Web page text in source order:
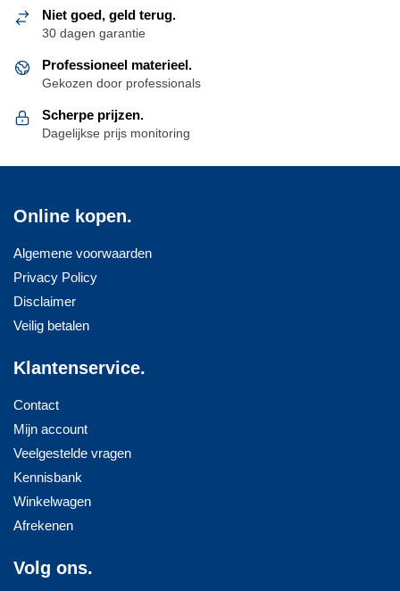
Niet goed, geld terug.
30 dagen garantie
Professioneel materieel.
Gekozen door professionals
Scherpe prijzen.
Dagelijkse prijs monitoring
Online kopen.
Algemene voorwaarden
Privacy Policy
Disclaimer
Veilig betalen
Klantenservice.
Contact
Mijn account
Veelgestelde vragen
Kennisbank
Winkelwagen
Afrekenen
Volg ons.